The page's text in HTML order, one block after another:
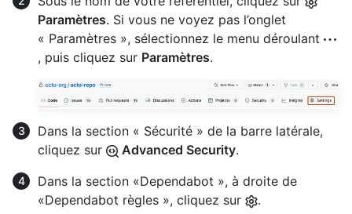
Paramètres. Si vous ne voyez pas l’onglet
« Paramètres », sélectionnez le menu déroulant
, puis cliquez sur Paramètres.
Dans la section « Sécurité » de la barre latérale,
cliquez sur
Advanced Security.
Dans la section «Dependabot », à droite de
«Dependabot règles », cliquez sur
.